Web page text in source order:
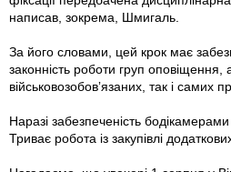
написав, зокрема, Шмигаль.
За його словами, цей крок має
законність роботи груп оповіщення,
військовозобовʼязаних, так і самих
Наразі забезпеченість
Триває робота із закупівлі